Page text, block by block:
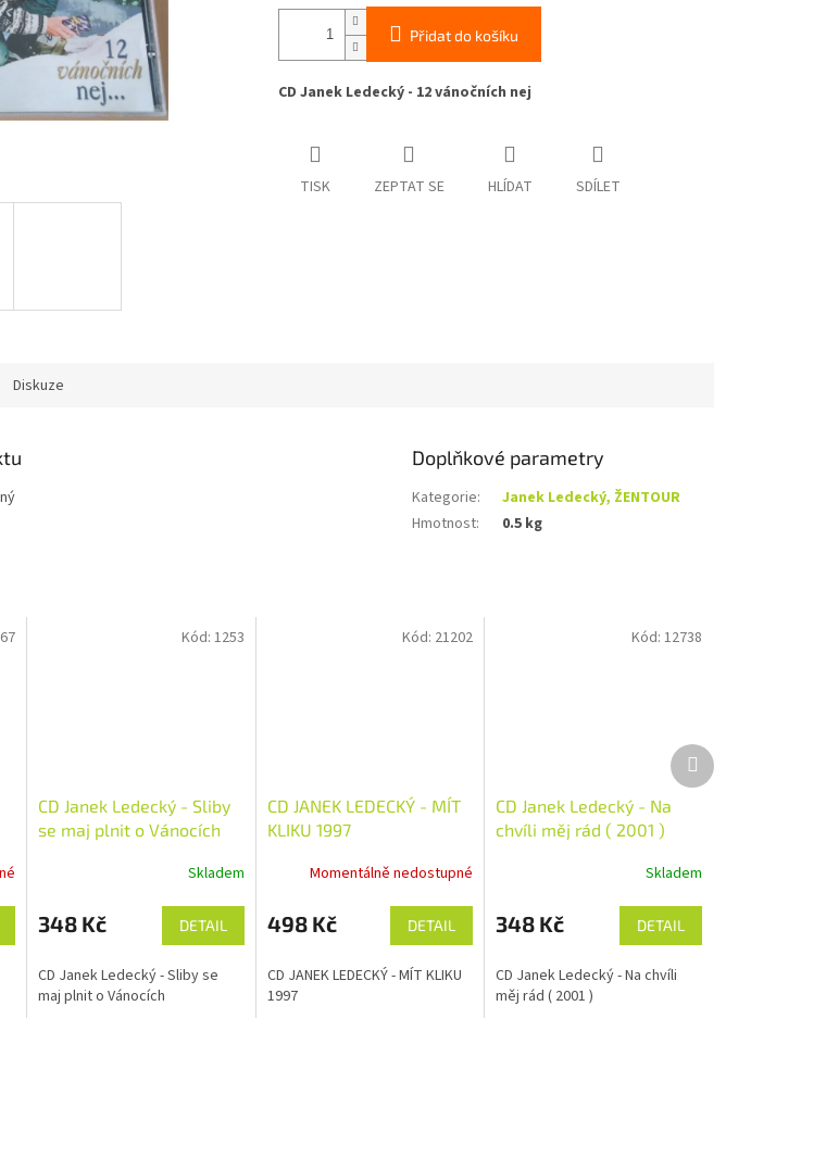
Přidat do košíku
CD Janek Ledecký - 12 vánočních nej
TISK ZEPTAT SE HLÍDAT SDÍLET
Diskuze
Doplňkové parametry
Kategorie:
Janek Ledecký, ŽENTOUR
Hmotnost: 0.5 kg
CD Janek Ledecký - Sliby
se maj plnit o Vánocích
Skladem
348 Kč DETAIL
CD Janek Ledecký - Sliby se
maj plnit o Vánocích
Kód: 1253
CD JANEK LEDECKÝ - MÍT
KLIKU 1997
Momentálně nedostupné
498 Kč DETAIL
CD JANEK LEDECKÝ - MÍT KLIKU
1997
Kód: 21202
CD Janek Ledecký - Na
chvíli měj rád ( 2001 )
Skladem
348 Kč DETAIL
CD Janek Ledecký - Na chvíli
měj rád ( 2001 )
Kód: 12738
Další
produkt